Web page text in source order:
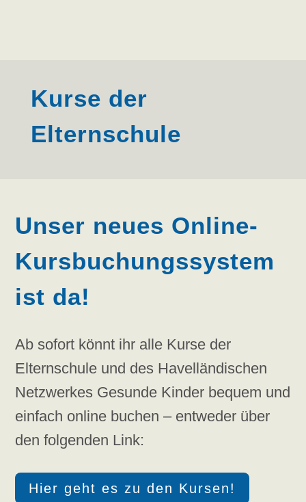
Kurse der
Elternschule
Unser neues Online-
Kursbuchungssystem
ist da!
Ab sofort könnt ihr alle Kurse der
Elternschule und des Havelländischen
Netzwerkes Gesunde Kinder bequem und
einfach online buchen – entweder über
den folgenden Link:
Hier geht es zu den Kursen!